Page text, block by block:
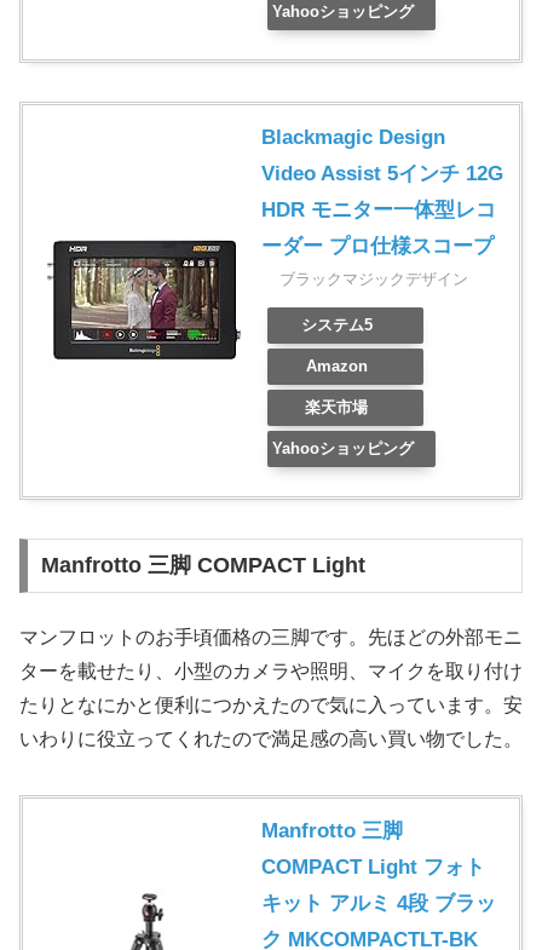
Yahooショッピング
Blackmagic Design
Video Assist 5インチ 12G
HDR モニター一体型レコ
ーダー プロ仕様スコープ
ブラックマジックデザイン
システム5
Amazon
楽天市場
Yahooショッピング
Manfrotto 三脚 COMPACT Light
マンフロットのお手頃価格の三脚です。先ほどの外部モニ
ターを載せたり、小型のカメラや照明、マイクを取り付け
たりとなにかと便利につかえたので気に入っています。安
いわりに役立ってくれたので満足感の高い買い物でした。
Manfrotto 三脚
COMPACT Light フォト
キット アルミ 4段 ブラッ
ク MKCOMPACTLT-BK